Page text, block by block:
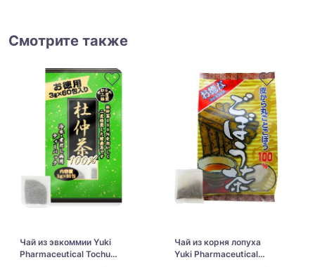
Смотрите также
Чай из эвкоммии Yuki
Pharmaceutical Tochu
Чай из корня лопуха
Yuki Pharmaceutical